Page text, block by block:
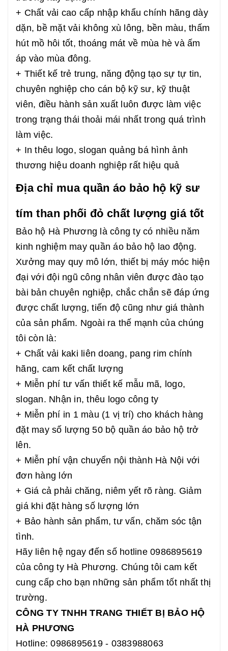
+ Chất vải cao cấp nhập khẩu chính hãng dày
dặn, bề mặt vải không xù lông, bền màu, thấm
hút mồ hôi tốt, thoáng mát về mùa hè và ấm
áp vào mùa đông.
+ Thiết kế trẻ trung, năng động tạo sự tự tin,
chuyên nghiệp cho cán bộ kỹ sư, kỹ thuật
viên, điều hành sản xuất luôn được làm việc
trong trạng thái thoải mái nhất trong quá trình
làm việc.
+ In thêu logo, slogan quảng bá hình ảnh
thương hiệu doanh nghiệp rất hiệu quả
Địa chỉ mua quần áo bảo hộ kỹ sư
tím than phối đỏ chất lượng giá tốt
Bảo hộ Hà Phương là công ty có nhiều năm
kinh nghiệm may quần áo bảo hộ lao động.
Xưởng may quy mô lớn, thiết bị máy móc hiện
đại với đội ngũ công nhân viên được đào tạo
bài bản chuyên nghiệp, chắc chắn sẽ đáp ứng
được chất lượng, tiến độ cũng như giá thành
của sản phẩm. Ngoài ra thế mạnh của chúng
tôi còn là:
+ Chất vải kaki liên doang, pang rim chính
hãng, cam kết chất lượng
+ Miễn phí tư vấn thiết kế mẫu mã, logo,
slogan. Nhận in, thêu logo công ty
+ Miễn phí in 1 màu (1 vị trí) cho khách hàng
đặt may số lượng 50 bộ quần áo bảo hộ trở
lên.
+ Miễn phí vận chuyển nội thành Hà Nội với
đơn hàng lớn
+ Giá cả phải chăng, niêm yết rõ ràng. Giảm
giá khi đặt hàng số lượng lớn
+ Bảo hành sản phẩm, tư vấn, chăm sóc tận
tình.
Hãy liên hệ ngay đến số hotline 0986895619
của công ty Hà Phương. Chúng tôi cam kết
cung cấp cho bạn những sản phẩm tốt nhất thị
trường.
CÔNG TY TNHH TRANG THIẾT BỊ BẢO HỘ
HÀ PHƯƠNG
Hotline: 0986895619 - 0383988063